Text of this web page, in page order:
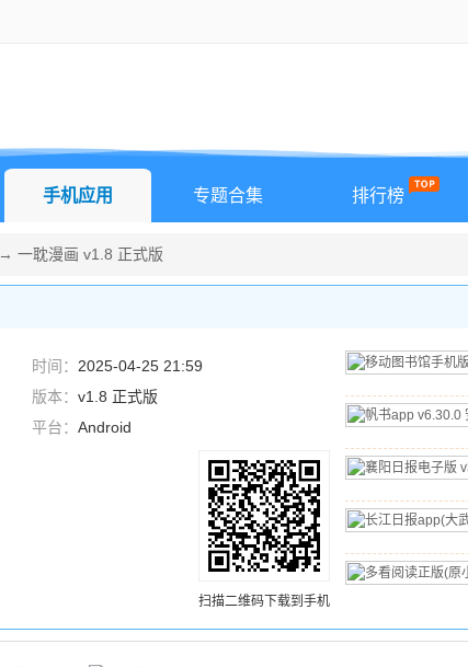
手机应用 专题合集 排行榜
→ 一耽漫画 v1.8 正式版
时间： 2025-04-25 21:59
版本： v1.8 正式版
平台： Android
扫描二维码下载到手机